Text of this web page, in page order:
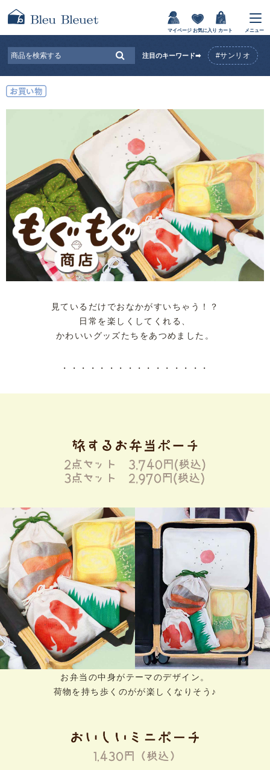
マイページ お気に入り カート メニュー
注目のキーワード➡ #サンリオ
見ているだけでおなかがすいちゃう！？
日常を楽しくしてくれる、
かわいいグッズたちをあつめました。
・・・・・・・・・・・・・・・・
お弁当の中身がテーマのデザイン。
荷物を持ち歩くのがが楽しくなりそう♪